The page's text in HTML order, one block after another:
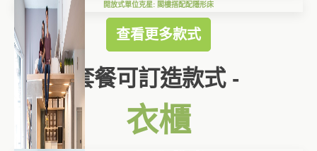
開放式單位克星: 閣樓搭配配隱形床
查看更多款式
套餐可訂造款式 -
衣櫃